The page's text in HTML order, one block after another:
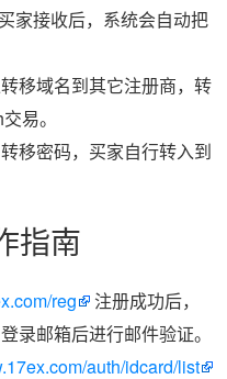
家接收后，系统会自动把
移域名到其它注册商，转
易。
移密码，买家自行转入到
指南
reg
注册成功后，
录邮箱后进行邮件验证。
auth/idcard/list